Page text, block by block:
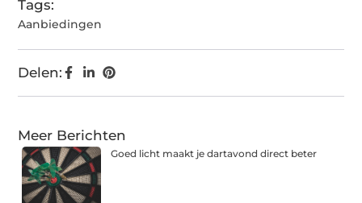
Tags:
Aanbiedingen
Delen:
Meer Berichten
Goed licht maakt je dartavond direct beter